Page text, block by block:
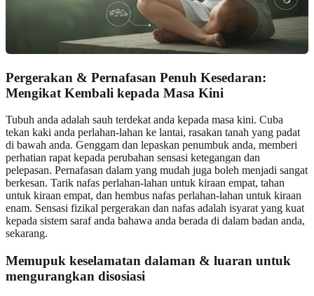
Pergerakan & Pernafasan Penuh Kesedaran:
Mengikat Kembali kepada Masa Kini
Tubuh anda adalah sauh terdekat anda kepada masa kini. Cuba
tekan kaki anda perlahan-lahan ke lantai, rasakan tanah yang padat
di bawah anda. Genggam dan lepaskan penumbuk anda, memberi
perhatian rapat kepada perubahan sensasi ketegangan dan
pelepasan. Pernafasan dalam yang mudah juga boleh menjadi sangat
berkesan. Tarik nafas perlahan-lahan untuk kiraan empat, tahan
untuk kiraan empat, dan hembus nafas perlahan-lahan untuk kiraan
enam. Sensasi fizikal pergerakan dan nafas adalah isyarat yang kuat
kepada sistem saraf anda bahawa anda berada di dalam badan anda,
sekarang.
Memupuk keselamatan dalaman & luaran untuk
mengurangkan disosiasi